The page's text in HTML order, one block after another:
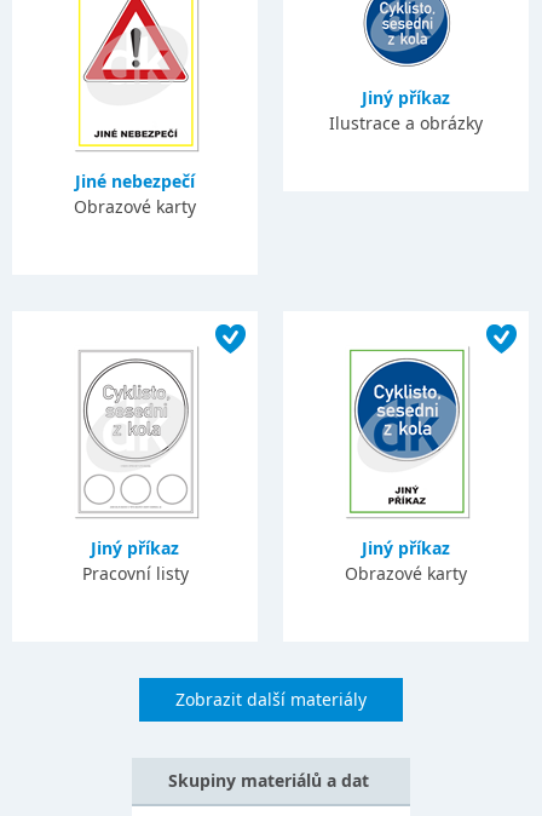
Jiné nebezpečí
Obrazové karty
Jiný příkaz
Ilustrace a obrázky
Jiný příkaz
Pracovní listy
Jiný příkaz
Obrazové karty
Zobrazit další materiály
Skupiny materiálů a dat